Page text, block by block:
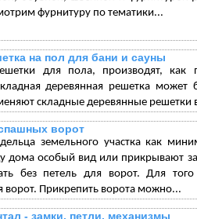
фурнитуру по тематики...
на пол для бани и сауны
для пола, производят,
деревянная решетка может
складные деревянные решетки
ворот
земельного участка как
дома особый вид или прикрывают
без петель для ворот. Для
Прикрепить ворота можно...
- замки, петли, механизмы